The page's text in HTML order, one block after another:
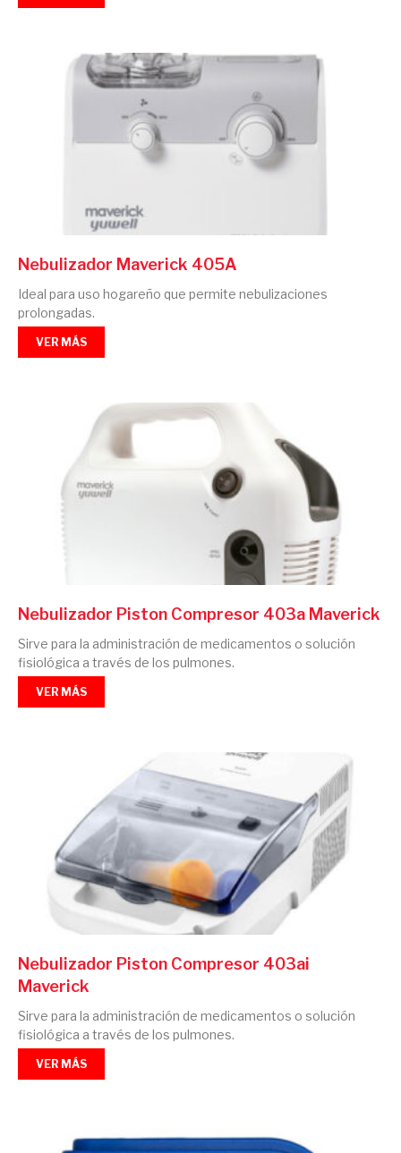
Nebulizador Maverick 405A
Ideal para uso hogareño que permite nebulizaciones
prolongadas.
VER MÁS
Nebulizador Piston Compresor 403a Maverick
Sirve para la administración de medicamentos o solución
fisiológica a través de los pulmones.
VER MÁS
Nebulizador Piston Compresor 403ai
Maverick
Sirve para la administración de medicamentos o solución
fisiológica a través de los pulmones.
VER MÁS